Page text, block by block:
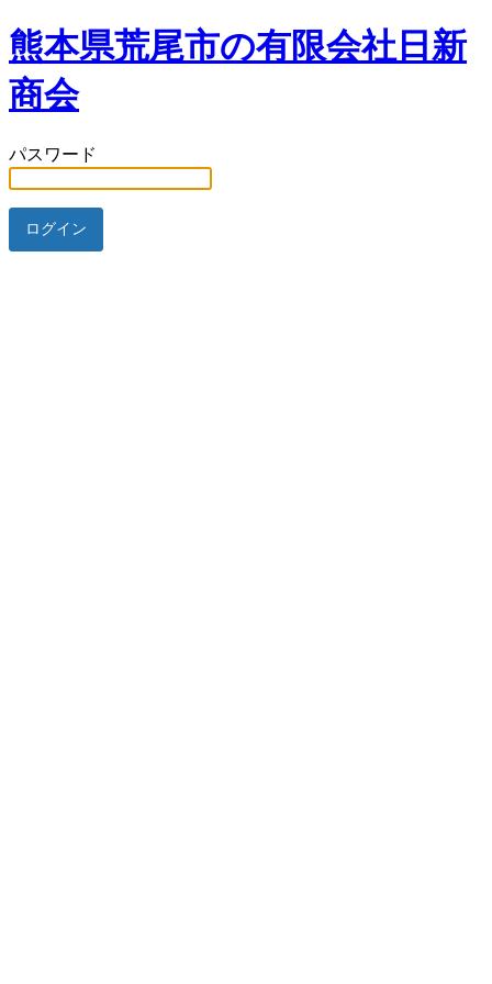
熊本県荒尾市の有限会社日新
商会
パスワード